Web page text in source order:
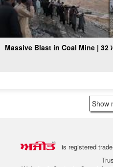
Massive Blast in Coal Mine | 32
Show
is registered